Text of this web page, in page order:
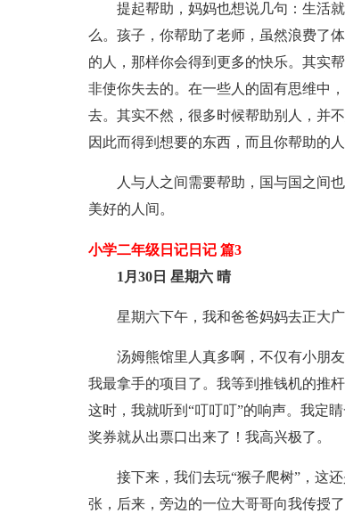
提起帮助，妈妈也想说几句：生活
么。孩子，你帮助了老师，虽然浪费了
的人，那样你会得到更多的快乐。其实
非使你失去的。在一些人的固有思维中
去。其实不然，很多时候帮助别人，并
因此而得到想要的东西，而且你帮助的
人与人之间需要帮助，国与国之间
美好的人间。
小学二年级日记日记 篇3
1月30日 星期六 晴
星期六下午，我和爸爸妈妈去正大广
汤姆熊馆里人真多啊，不仅有小朋
我最拿手的项目了。我等到推钱机的推
这时，我就听到“叮叮叮”的响声。我定
奖券就从出票口出来了！我高兴极了。
接下来，我们去玩“猴子爬树”，这
张，后来，旁边的一位大哥哥向我传授